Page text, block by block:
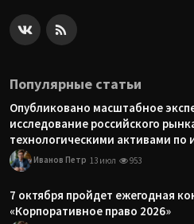
Популярные статьи
Опубликовано масштабное
исследование российского
технологическими активами по
Иванов Петр 13 июл 953
7 октября пройдет ежегодная
«Корпоративное право 2026»